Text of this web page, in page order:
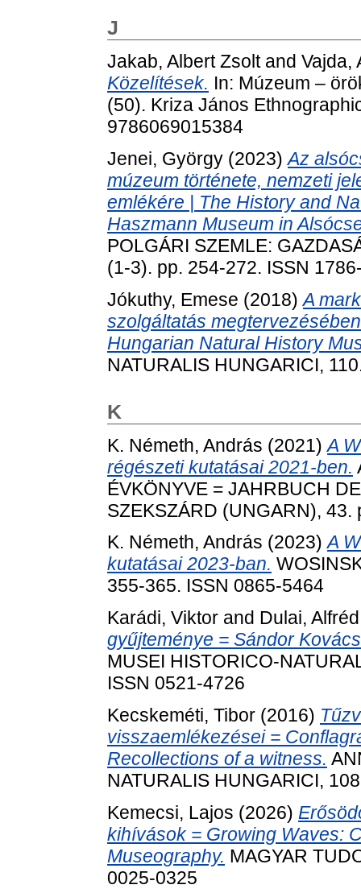
J
Jakab, Albert Zsoltand Vajda,
Közelítések. In: Múzeum –
(50). Kriza János
9786069015384
Jenei, György (2023)Az
múzeum története, nemzeti
emlékére | The History and
Haszmann Museum in
POLGÁRI SZEMLE:
(1-3). pp. 254-272. ISSN
Jókuthy, Emese (2018)A
szolgáltatás
Hungarian Natural History
NATURALIS HUNGARICI,
K
K. Németh, András (2021)A
régészeti kutatásai 2021-ben.
ÉVKÖNYVE = JAHRBUCH
SZEKSZÁRD (UNGARN),
K. Németh, András (2023)A
kutatásai 2023-ban.
355-365. ISSN 0865-5464
Karádi, Viktor and Dulai, Alfréd
gyűjteménye = Sándor
MUSEI HISTORICO-
ISSN 0521-4726
Kecskeméti, Tibor (2016)
visszaemlékezései =
Recollections of a witness.
NATURALIS HUNGARICI,
Kemecsi, Lajos (2026)
kihívások = Growing Waves:
Museography. MAGYAR
0025-0325